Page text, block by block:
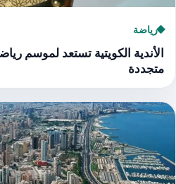
رياضة
الأندية الكويتية تستعد لموسم
متجددة